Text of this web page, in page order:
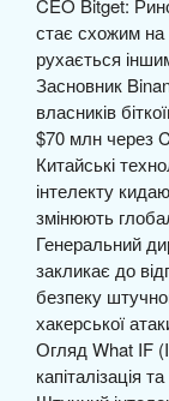
CEO Bitget:
стає схожим на
рухається
Засновник
власників
$70 млн через
Китайські
інтелекту
змінюють
Генеральний
закликає до
безпеку
хакерської
Огляд What IF
капіталізація